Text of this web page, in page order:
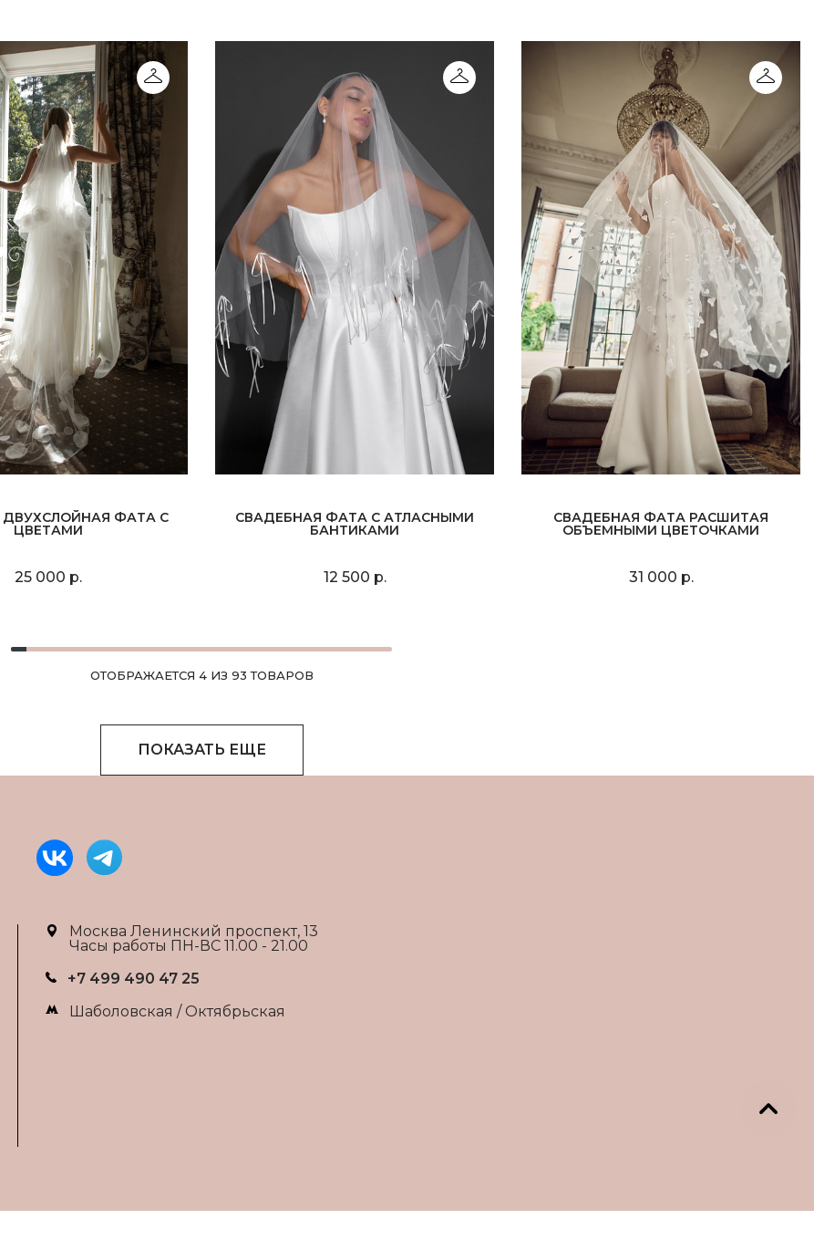
ФАТА С
ЦВЕТАМИ
25 000 р.
СВАДЕБНАЯ ФАТА С АТЛАСНЫМИ
БАНТИКАМИ
12 500 р.
СВАДЕБНАЯ ФАТА РАСШИТАЯ
ОБЪЕМНЫМИ ЦВЕТОЧКАМИ
31 000 р.
ОТОБРАЖАЕТСЯ 4 ИЗ 93 ТОВАРОВ
ПОКАЗАТЬ ЕЩЕ
Москва Ленинский проспект, 13
Часы работы ПН-ВС 11.00 - 21.00
+7 499 490 47 25
Шаболовская / Октябрьская